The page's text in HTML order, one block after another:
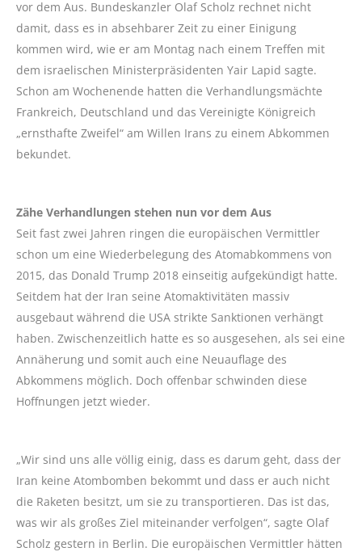
vor dem Aus. Bundeskanzler Olaf Scholz rechnet nicht
damit, dass es in absehbarer Zeit zu einer Einigung
kommen wird, wie er am Montag nach einem Treffen mit
dem israelischen Ministerpräsidenten Yair Lapid sagte.
Schon am Wochenende hatten die Verhandlungsmächte
Frankreich, Deutschland und das Vereinigte Königreich
„ernsthafte Zweifel“ am Willen Irans zu einem Abkommen
bekundet.
Zähe Verhandlungen stehen nun vor dem Aus
Seit fast zwei Jahren ringen die europäischen Vermittler
schon um eine Wiederbelegung des Atomabkommens von
2015, das Donald Trump 2018 einseitig aufgekündigt hatte.
Seitdem hat der Iran seine Atomaktivitäten massiv
ausgebaut während die USA strikte Sanktionen verhängt
haben. Zwischenzeitlich hatte es so ausgesehen, als sei eine
Annäherung und somit auch eine Neuauflage des
Abkommens möglich. Doch offenbar schwinden diese
Hoffnungen jetzt wieder.
„Wir sind uns alle völlig einig, dass es darum geht, dass der
Iran keine Atombomben bekommt und dass er auch nicht
die Raketen besitzt, um sie zu transportieren. Das ist das,
was wir als großes Ziel miteinander verfolgen“, sagte Olaf
Scholz gestern in Berlin. Die europäischen Vermittler hätten